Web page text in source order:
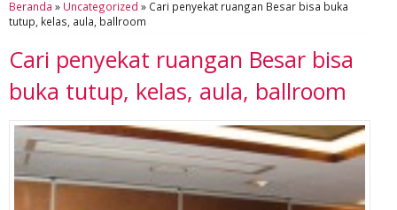
Beranda » Uncategorized » Cari penyekat ruangan Besar bisa buka
tutup, kelas, aula, ballroom
Cari penyekat ruangan Besar bisa
buka tutup, kelas, aula, ballroom